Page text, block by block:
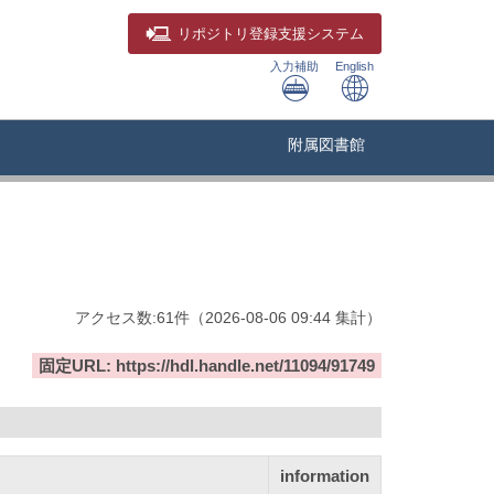
リポジトリ 登録支援システム
入力補助 English
附属図書館
アクセス数:61件 （2026-08-06 09:44 集計）
固定URL: https://hdl.handle.net/11094/91749
information